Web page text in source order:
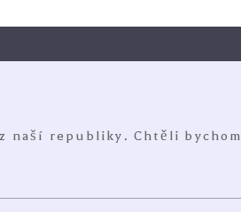
naší republiky. Chtěli bychom